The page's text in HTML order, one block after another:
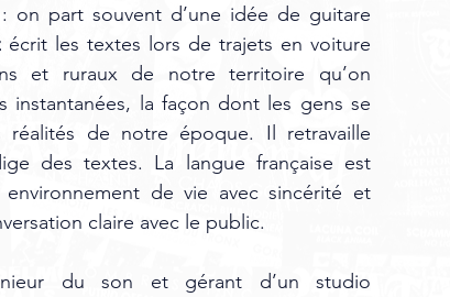
on part souvent d’une idée de guitare
écrit les textes lors de trajets en voiture
et ruraux de notre territoire qu’on
la façon dont les gens se
réalités de notre époque. Il retravaille
des textes. La langue française est
de vie avec sincérité et
claire avec le public.
du son et gérant d’un studio